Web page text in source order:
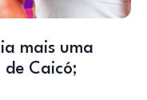
mais uma
Caicó;